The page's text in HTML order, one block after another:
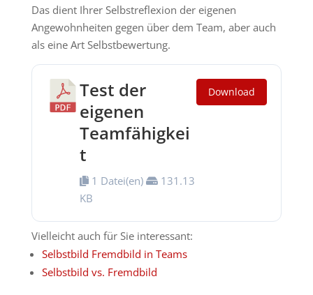
Das dient Ihrer Selbstreflexion der eigenen
Angewohnheiten gegen über dem Team, aber auch
als eine Art Selbstbewertung.
Test der
eigenen
Teamfähigkei
t
1 Datei(en)
131.13
KB
Download
Vielleicht auch für Sie interessant:
Selbstbild Fremdbild in Teams
Selbstbild vs. Fremdbild